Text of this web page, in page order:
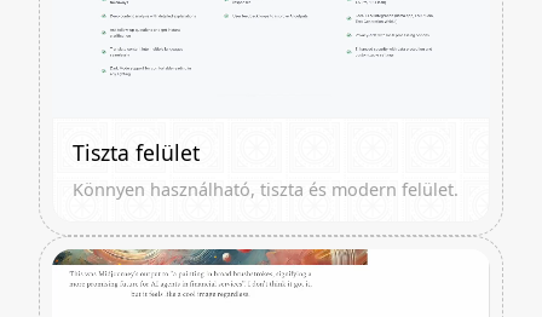
Tiszta felület
Könnyen használható, tiszta és modern felület.